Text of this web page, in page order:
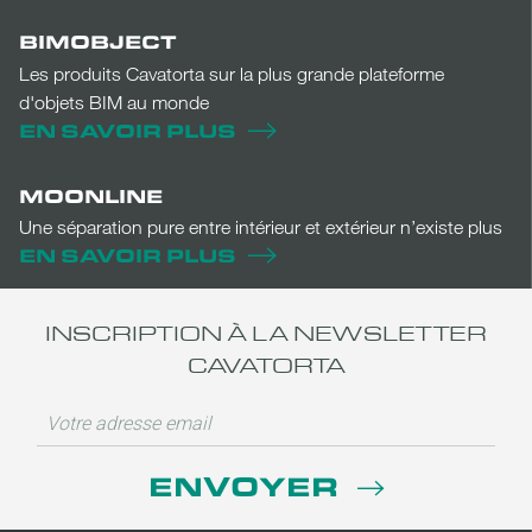
BIMOBJECT
Les produits Cavatorta sur la plus grande plateforme
d'objets BIM au monde
EN SAVOIR PLUS
MOONLINE
Une séparation pure entre intérieur et extérieur n’existe plus
EN SAVOIR PLUS
INSCRIPTION À LA NEWSLETTER
CAVATORTA
ENVOYER